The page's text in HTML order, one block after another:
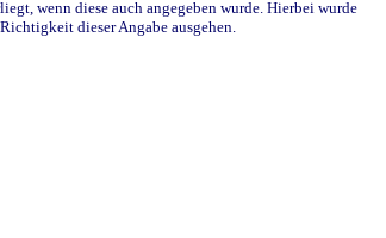
wenn diese auch angegeben wurde. Hierbei wurde
dieser Angabe ausgehen.